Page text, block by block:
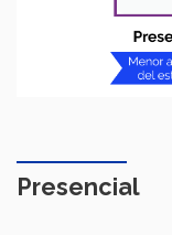
Presencial